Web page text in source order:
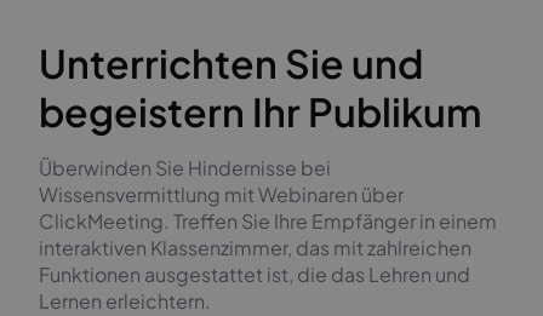
Unterrichten Sie und
begeistern Ihr Publikum
Überwinden Sie Hindernisse bei
Wissensvermittlung mit Webinaren über
ClickMeeting. Treffen Sie Ihre Empfänger in einem
interaktiven Klassenzimmer, das mit zahlreichen
Funktionen ausgestattet ist, die das Lehren und
Lernen erleichtern.